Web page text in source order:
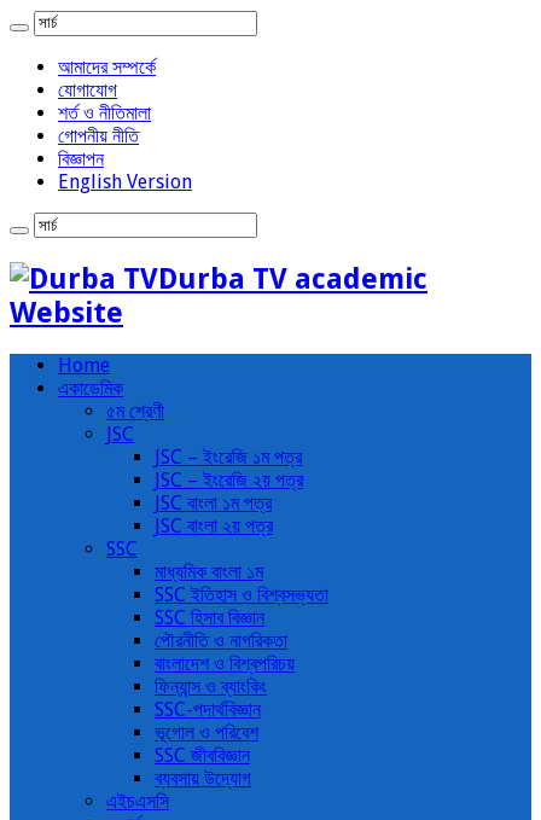
আমাদের সম্পর্কে
যোগাযোগ
শর্ত ও নীতিমালা
গোপনীয় নীতি
বিজ্ঞাপন
English Version
Durba TV academic
Website
Home
একাডেমিক
৫ম শ্রেণী
JSC
JSC – ইংরেজি ১ম পত্র
JSC – ইংরেজি ২য় পত্র
JSC বাংলা ১ম পত্র
JSC বাংলা ২য় পত্র
SSC
মাধ্যমিক বাংলা ১ম
SSC ইতিহাস ও বিশ্বসভ্যতা
SSC হিসাব বিজ্ঞান
পৌরনীতি ও নাগরিকতা
বাংলাদেশ ও বিশ্বপরিচয়
ফিন্যান্স ও ব্যাংকিং
SSC-পদার্থবিজ্ঞান
ভূগোল ও পরিবেশ
SSC জীববিজ্ঞান
ব্যবসায় উদ্যোগ
এইচএসসি